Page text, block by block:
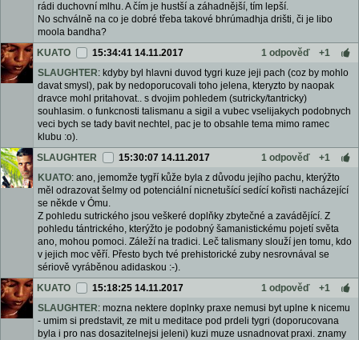
rádi duchovní mlhu. A čím je hustší a záhadnější, tím lepší.
No schválně na co je dobré třeba takové bhrúmadhja drišti, či je libo
moola bandha?
KUATO
15:34:41 14.11.2017 1 odpověď
+1
SLAUGHTER: kdyby byl hlavni duvod tygri kuze jeji pach (coz by mohlo
davat smysl), pak by nedoporucovali toho jelena, kteryzto by naopak
dravce mohl pritahovat.. s dvojim pohledem (sutricky/tantricky)
souhlasim. o funkcnosti talismanu a sigil a vubec vselijakych podobnych
veci bych se tady bavit nechtel, pac je to obsahle tema mimo ramec
klubu :o).
SLAUGHTER
15:30:07 14.11.2017 1 odpověď
+1
KUATO: ano, jemomže tygří kůže byla z důvodu jejího pachu, kterýžto
měl odrazovat šelmy od potenciální nicnetušící sedící kořisti nacházející
se někde v Ómu.
Z pohledu sutrického jsou veškeré doplňky zbytečné a zavádějící. Z
pohledu tántrického, kterýžto je podobný šamanistickému pojetí světa
ano, mohou pomoci. Záleží na tradici. Leč talismany slouží jen tomu, kdo
v jejich moc věří. Přesto bych tvé prehistorické zuby nesrovnával se
sériově vyráběnou adidaskou :-).
KUATO
15:18:25 14.11.2017 1 odpověď
+1
SLAUGHTER: mozna nektere doplnky praxe nemusi byt uplne k nicemu
- umim si predstavit, ze mit u meditace pod prdeli tygri (doporucovana
byla i pro nas dosazitelnejsi jeleni) kuzi muze usnadnovat praxi. znamy